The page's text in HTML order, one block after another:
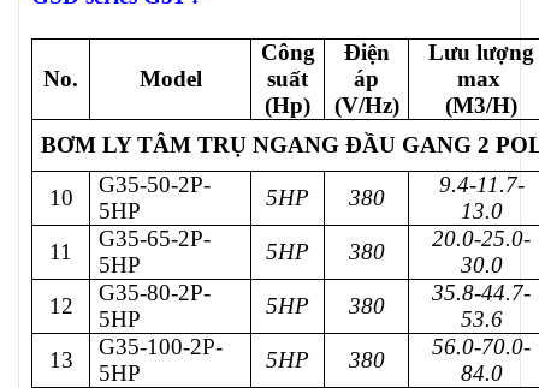
No. Model
Công
suất
(Hp)
Điện
áp
(V/Hz)
Lưu lượng
max
(M3/H)
BƠM LY TÂM TRỤ NGANG ĐẦU GANG 2
10
G35-50-2P-
5HP
5HP 380
9.4-11.7-
13.0
11
G35-65-2P-
5HP
5HP 380
20.0-25.0-
30.0
12
G35-80-2P-
5HP
5HP 380
35.8-44.7-
53.6
13
G35-100-2P-
5HP
5HP 380
56.0-70.0-
84.0